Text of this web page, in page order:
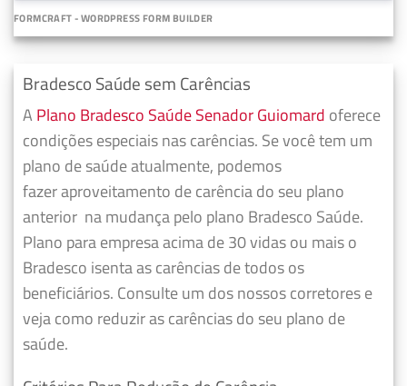
FORMCRAFT - WORDPRESS FORM BUILDER
Bradesco Saúde sem Carências
A Plano Bradesco Saúde Senador Guiomard oferece
condições especiais nas carências. Se você tem um
plano de saúde atualmente, podemos
fazeraproveitamento de carência do seu plano
anterior na mudança pelo plano Bradesco Saúde.
Plano para empresa acima de 30 vidas ou mais o
Bradesco isenta as carências de todos os
beneficiários. Consulte um dos nossos corretores e
veja como reduzir as carências do seu plano de
saúde.